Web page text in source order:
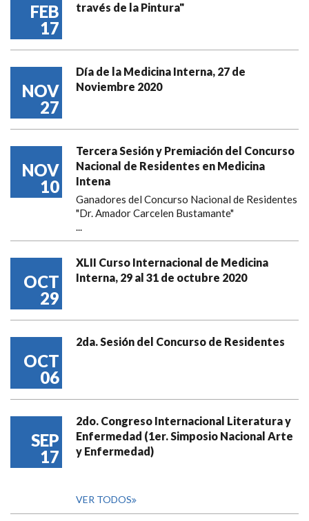
FEB
17
través de la Pintura"
NOV
27
Día de la Medicina Interna, 27 de
Noviembre 2020
NOV
10
Tercera Sesión y Premiación del Concurso
Nacional de Residentes en Medicina
Intena
Ganadores del Concurso Nacional de Residentes
"Dr. Amador Carcelen Bustamante"
...
OCT
29
XLII Curso Internacional de Medicina
Interna, 29 al 31 de octubre 2020
OCT
06
2da. Sesión del Concurso de Residentes
SEP
17
2do. Congreso Internacional Literatura y
Enfermedad (1er. Simposio Nacional Arte
y Enfermedad)
VER TODOS